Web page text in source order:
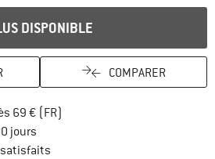
DISPONIBLE
COMPARER
69 € (FR)
jours